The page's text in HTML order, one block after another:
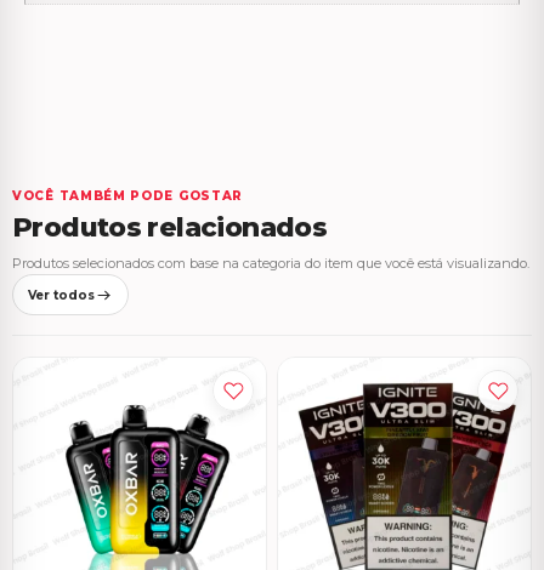
VOCÊ TAMBÉM PODE GOSTAR
Produtos relacionados
Produtos selecionados com base na categoria do item que você está visualizando.
Ver todos